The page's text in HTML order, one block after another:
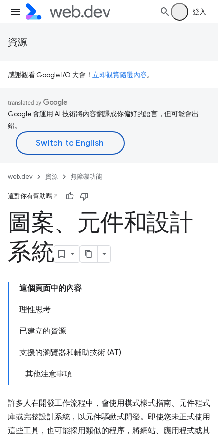
登入
資源
感謝觀看 Google I/O 大會！ 立即觀賞隨選內容。
Google 會運用 AI 技術將內容翻譯成你偏好的語言，但可能會出
錯。
web.dev 資源 無障礙功能
這對你有幫助嗎？
圖案、元件和設計
系統
這個頁面中的內容
理性思考
已建立的資源
支援的瀏覽器和輔助技術 (AT)
其他注意事項
許多人在開發工作流程中，會使用模式樣式指南、元件程式
庫或完整設計系統，以元件驅動式開發。即使您未正式使用
這些工具，也可能採用類似的程序，將網站、應用程式或其